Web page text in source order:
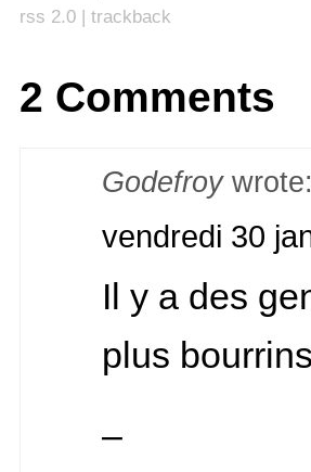
rss 2.0| trackback
2 Comments
Godefroy wrote:
vendredi 30
Il y a des
plus
–